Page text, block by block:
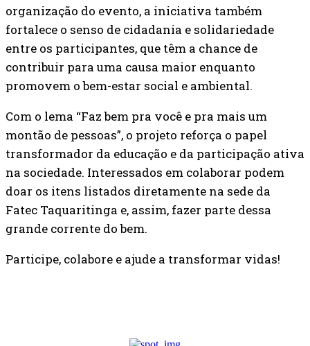
organização do evento, a iniciativa também
fortalece o senso de cidadania e solidariedade
entre os participantes, que têm a chance de
contribuir para uma causa maior enquanto
promovem o bem-estar social e ambiental.
Com o lema “Faz bem pra você e pra mais um
montão de pessoas”, o projeto reforça o papel
transformador da educação e da participação ativa
na sociedade. Interessados em colaborar podem
doar os itens listados diretamente na sede da
Fatec Taquaritinga e, assim, fazer parte dessa
grande corrente do bem.
Participe, colabore e ajude a transformar vidas!